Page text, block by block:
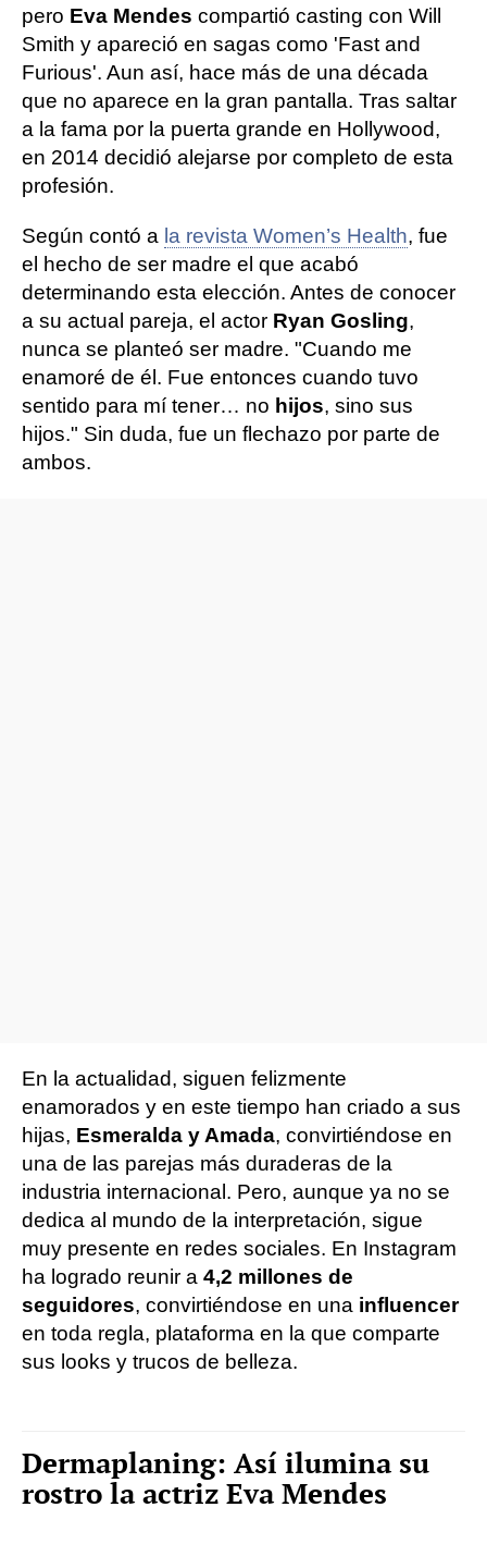
pero Eva Mendes compartió casting con Will
Smith y apareció en sagas como 'Fast and
Furious'. Aun así, hace más de una década
que no aparece en la gran pantalla. Tras saltar
a la fama por la puerta grande en Hollywood,
en 2014 decidió alejarse por completo de esta
profesión.
Según contó a la revista Women’s Health, fue
el hecho de ser madre el que acabó
determinando esta elección. Antes de conocer
a su actual pareja, el actor Ryan Gosling,
nunca se planteó ser madre. "Cuando me
enamoré de él. Fue entonces cuando tuvo
sentido para mí tener… no hijos, sino sus
hijos." Sin duda, fue un flechazo por parte de
ambos.
En la actualidad, siguen felizmente
enamorados y en este tiempo han criado a sus
hijas, Esmeralda y Amada, convirtiéndose en
una de las parejas más duraderas de la
industria internacional. Pero, aunque ya no se
dedica al mundo de la interpretación, sigue
muy presente en redes sociales. En Instagram
ha logrado reunir a 4,2 millones de
seguidores, convirtiéndose en una influencer
en toda regla, plataforma en la que comparte
sus looks y trucos de belleza.
Dermaplaning: Así ilumina su
rostro la actriz Eva Mendes